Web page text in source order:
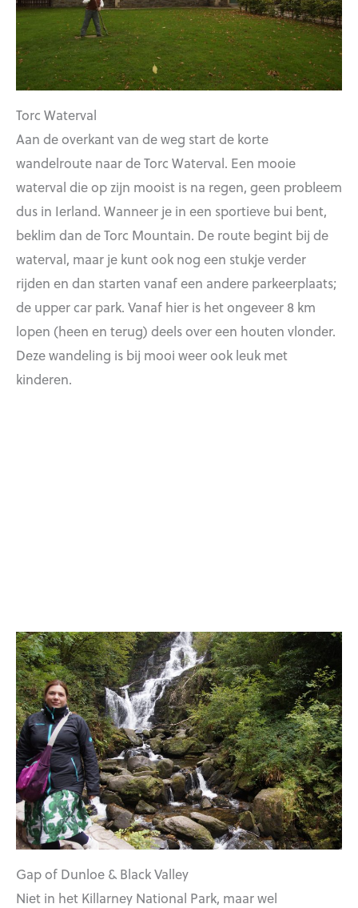
Torc Waterval
Aan de overkant van de weg start de korte
wandelroute naar de Torc Waterval. Een mooie
waterval die op zijn mooist is na regen, geen probleem
dus in Ierland. Wanneer je in een sportieve bui bent,
beklim dan de Torc Mountain. De route begint bij de
waterval, maar je kunt ook nog een stukje verder
rijden en dan starten vanaf een andere parkeerplaats;
de upper car park. Vanaf hier is het ongeveer 8 km
lopen (heen en terug) deels over een houten vlonder.
Deze wandeling is bij mooi weer ook leuk met
kinderen.
Gap of Dunloe & Black Valley
Niet in het Killarney National Park, maar wel